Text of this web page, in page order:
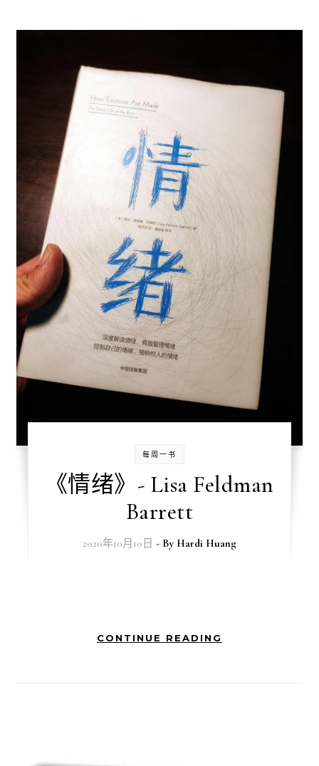
每周一书
《情绪》- Lisa Feldman
Barrett
2020年10月10日 - By Hardi Huang
CONTINUE READING